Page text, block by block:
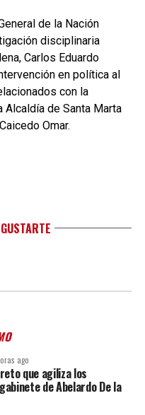
de la Nación
disciplinaria
Carlos Eduardo
en política al
con la
Alcaldía de Santa Marta
Omar.
ago
que agiliza los
de Abelardo De la